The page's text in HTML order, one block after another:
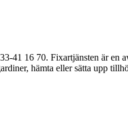
41 16 70. Fixartjänsten är en
hämta eller sätta upp